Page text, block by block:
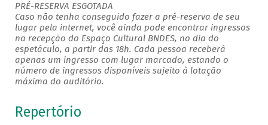
PRÉ-RESERVA ESGOTADA
Caso não tenha conseguido fazer a pré-reserva de seu
lugar pela internet, você ainda pode encontrar ingressos
na recepção do Espaço Cultural BNDES, no dia do
espetáculo, a partir das 18h. Cada pessoa receberá
apenas um ingresso com lugar marcado, estando o
número de ingressos disponíveis sujeito à lotação
máxima do auditório.
Repertório